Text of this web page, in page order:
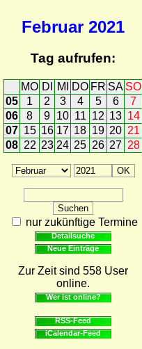
Februar 2021
Tag aufrufen:
MO DI MI DO FR SA SO
05
1 2 3 4 5 6
7
06
8 9 10 11 12 13 14
07 15 16 17 18 19 20 21
08 22 23 24 25 26 27 28
nur zukünftige Termine
Detailsuche
Neue Einträge
Zur Zeit sind 558 User
online.
Wer ist online?
RSS-Feed
iCalendar-Feed